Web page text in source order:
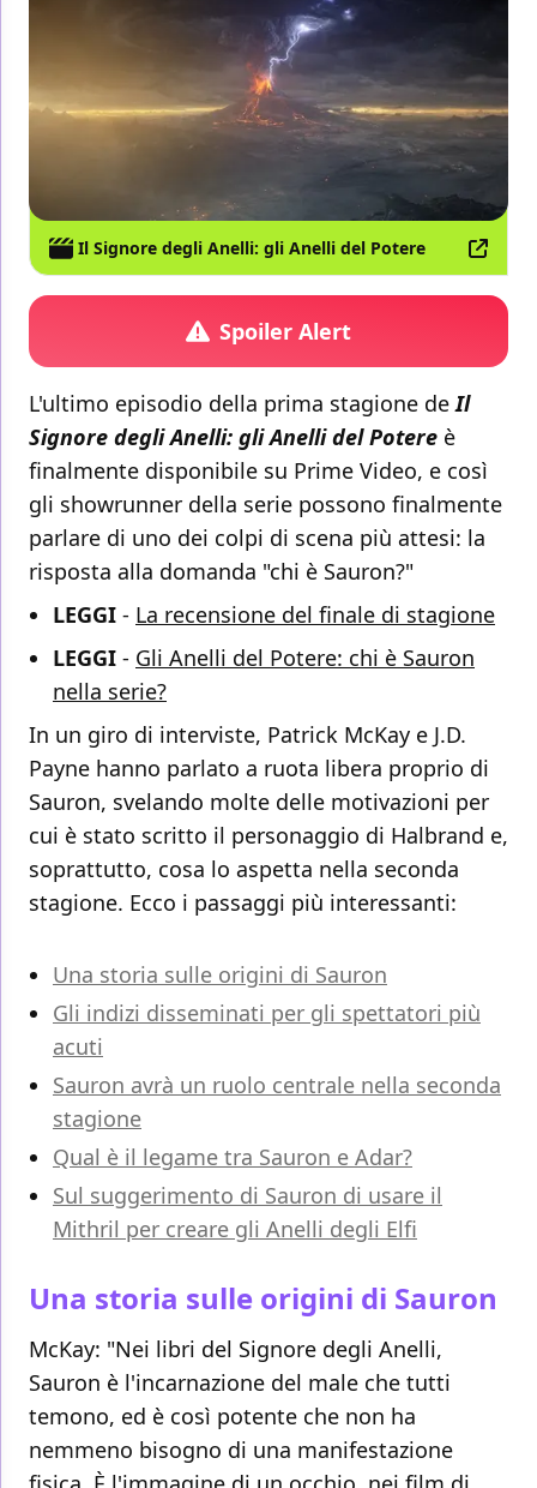
Il Signore degli Anelli: gli Anelli del Potere
Spoiler Alert
L'ultimo episodio della prima stagione deIl
Signore degli Anelli: gli Anelli del Potere è
finalmente disponibile su Prime Video, e così
gli showrunner della serie possono finalmente
parlare di uno dei colpi di scena più attesi: la
risposta alla domanda "chi è Sauron?"
LEGGI - La recensione del finale di stagione
LEGGI - Gli Anelli del Potere: chi è Sauron
nella serie?
In un giro di interviste, Patrick McKay e J.D.
Payne hanno parlato a ruota libera proprio di
Sauron, svelando molte delle motivazioni per
cui è stato scritto il personaggio di Halbrand e,
soprattutto, cosa lo aspetta nella seconda
stagione. Ecco i passaggi più interessanti:
Una storia sulle origini di Sauron
Gli indizi disseminati per gli spettatori più
acuti
Sauron avrà un ruolo centrale nella seconda
stagione
Qual è il legame tra Sauron e Adar?
Sul suggerimento di Sauron di usare il
Mithril per creare gli Anelli degli Elfi
Una storia sulle origini di Sauron
McKay: "Nei libri del Signore degli Anelli,
Sauron è l'incarnazione del male che tutti
temono, ed è così potente che non ha
nemmeno bisogno di una manifestazione